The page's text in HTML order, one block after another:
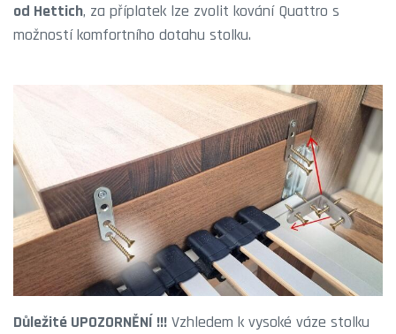
od Hettich, za příplatek lze zvolit kování Quattro s
možností komfortního dotahu stolku.
Důležité UPOZORNĚNÍ !!! Vzhledem k vysoké váze stolku